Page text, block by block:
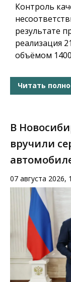
Контроль
результате
реализация
объёмом
Читать
В
вручили
07 августа 2026,